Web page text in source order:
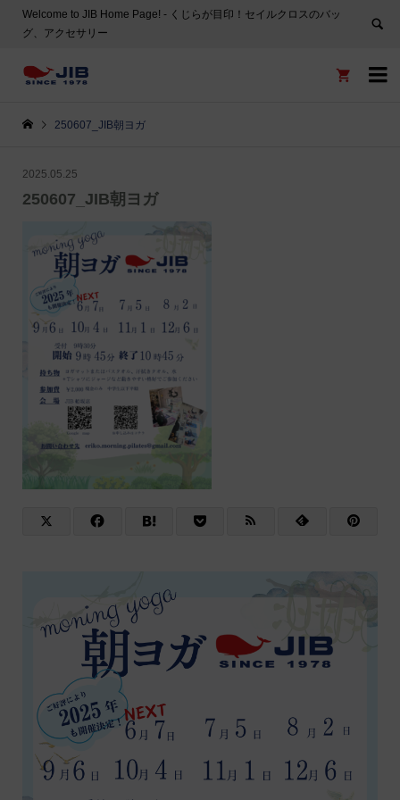
Welcome to JIB Home Page! ‐ くじらが目印！セイルクロスのバッ
グ、アクセサリー


250607_JIB朝ヨガ
2025.05.25
250607_JIB朝ヨガ